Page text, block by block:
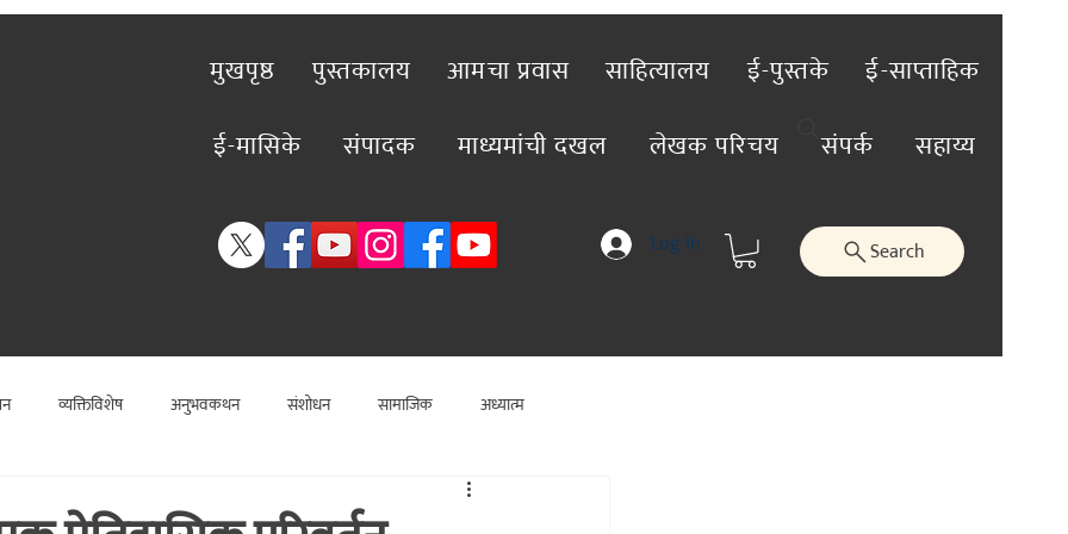
मुखपृष्ठ पुस्तकालय आमचा प्रवास साहित्यालय ई-पुस्तके
ई-साप्ताहिक
ई-मासिके
संपादक माध्यमांची दखल लेखक परिचय संपर्क सहाय्य
Log In Search
व्यक्तिविशेष अनुभवकथन संशोधन सामाजिक अध्यात्म